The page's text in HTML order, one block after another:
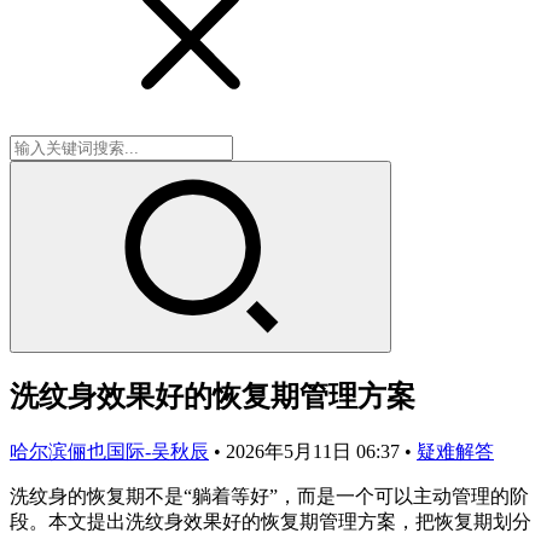
洗纹身效果好的恢复期管理方案
哈尔滨俪也国际-吴秋辰 • 2026年5月11日 06:37 • 疑难解答
洗纹身的恢复期不是“躺着等好”，而是一个可以主动管理的阶
段。本文提出洗纹身效果好的恢复期管理方案，把恢复期划分